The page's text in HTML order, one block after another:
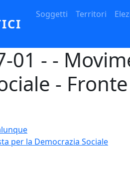
Soggetti Territori
01 - -
-
per la Democrazia Sociale